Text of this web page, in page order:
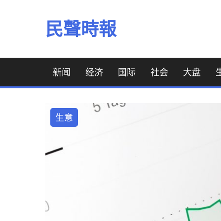
民聲時報
新闻 经济 国际 社会 大盘
生意